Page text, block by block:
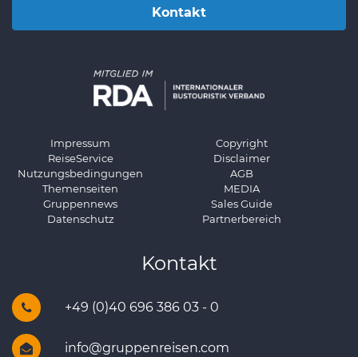
Kontakt
Impressum
ReiseService
Nutzungsbedingungen
Themenseiten
Gruppennews
Datenschutz
Copyright
Disclaimer
AGB
MEDIA
Sales Guide
Partnerbereich
Kontakt
+49 (0)40 696 386 03 - 0
info@gruppenreisen.com